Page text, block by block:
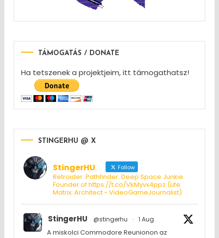
TÁMOGATÁS / DONATE
Ha tetszenek a projektjeim, itt támogathatsz!
STINGERHU @ X
StingerHU Follow
Retroider. Pathfinder. Deep Space Junkie.
Founder of https://t.co/VkMyvx4ppz (Life
Matrix: Architect - VideoGameJournalist)
StingerHU @stingerhu · 1 Aug
A miskolci Commodore Reunionon az